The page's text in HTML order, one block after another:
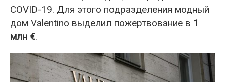
COVID-19. Для этого подразделения модный
дом Valentino выделил пожертвование в 1
млн €.